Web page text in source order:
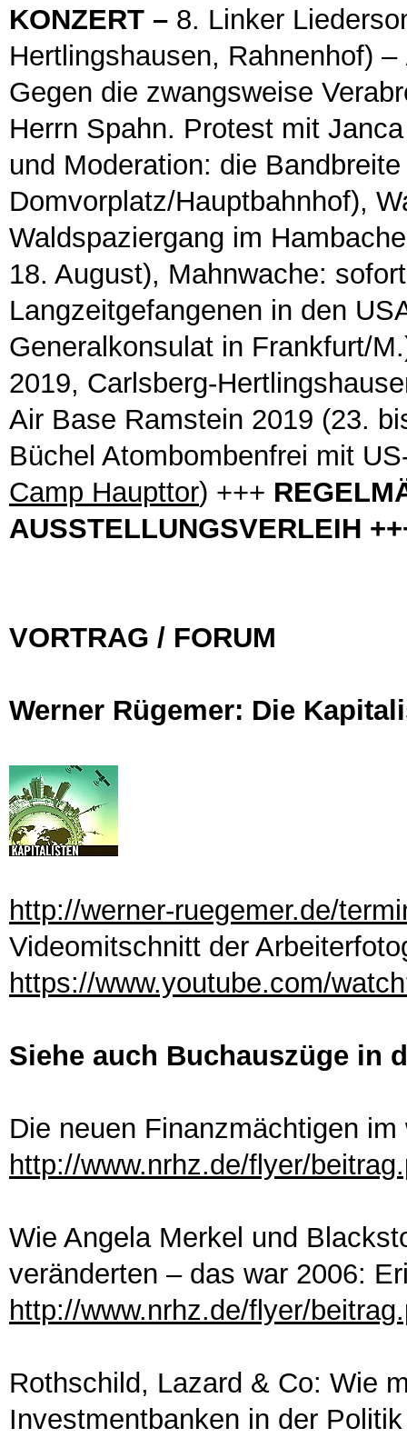
KONZERT – 8. Linker
Hertlingshausen, Rahnenhof) –
Gegen die zwangsweise
Herrn Spahn. Protest mit
und Moderation: die
Domvorplatz/Hauptbahnhof),
Waldspaziergang im
18. August), Mahnwache:
Langzeitgefangenen in den
Generalkonsulat in Frankfurt/
2019, Carlsberg-
Air Base Ramstein 2019 (23.
Büchel Atombombenfrei mit
Camp Haupttor) +++
AUSSTELLUNGSVERLEIH ++
VORTRAG / FORUM
Werner Rügemer: Die
http://werner-ruegemer.de/
Videomitschnitt der
https://www.youtube.com/
Siehe auch Buchauszüge in
Die neuen Finanzmächtigen
http://www.nrhz.de/flyer/
Wie Angela Merkel und
veränderten – das war 2006:
http://www.nrhz.de/flyer/
Rothschild, Lazard & Co: Wie
Investmentbanken in der